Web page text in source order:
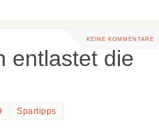
KEINE KOMMENTARE
entlastet die
Spartipps